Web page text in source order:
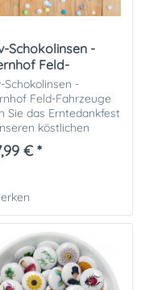
Schokolinsen -
Feld-
Schokolinsen -
Feld-Fahrzeuge
Sie das Erntedankfest
köstlichen
mit Ernte-
Unsere
Mähmaschinen,...
€ *